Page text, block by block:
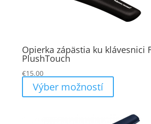
Opierka zápästia ku klávesnici
PlushTouch
€15.00
Výber možností